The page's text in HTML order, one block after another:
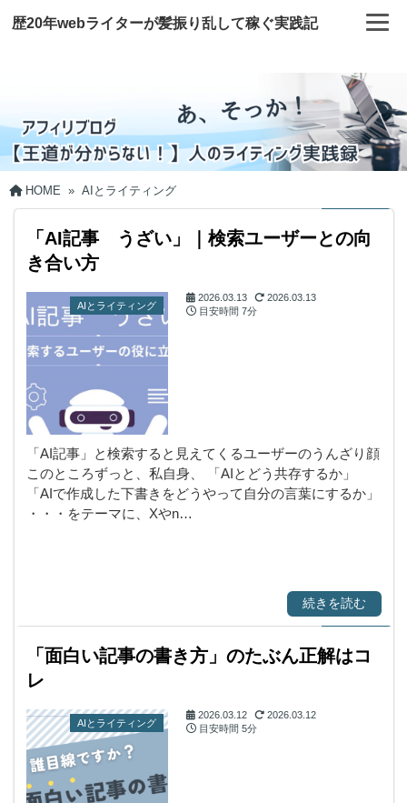
歴20年webライターが髪振り乱して稼ぐ実践記
HOME » AIとライティング
「AI記事 うざい」｜検索ユーザーとの向
き合い方
AIとライティング
2026.03.13
2026.03.13
目安時間 7分
「AI記事」と検索すると見えてくるユーザーのうんざり顔
このところずっと、私自身、 「AIとどう共存するか」
「AIで作成した下書きをどうやって自分の言葉にするか」
・・・をテーマに、Xやn…
続きを読む
「面白い記事の書き方」のたぶん正解はコ
レ
AIとライティング
2026.03.12
2026.03.12
目安時間 5分